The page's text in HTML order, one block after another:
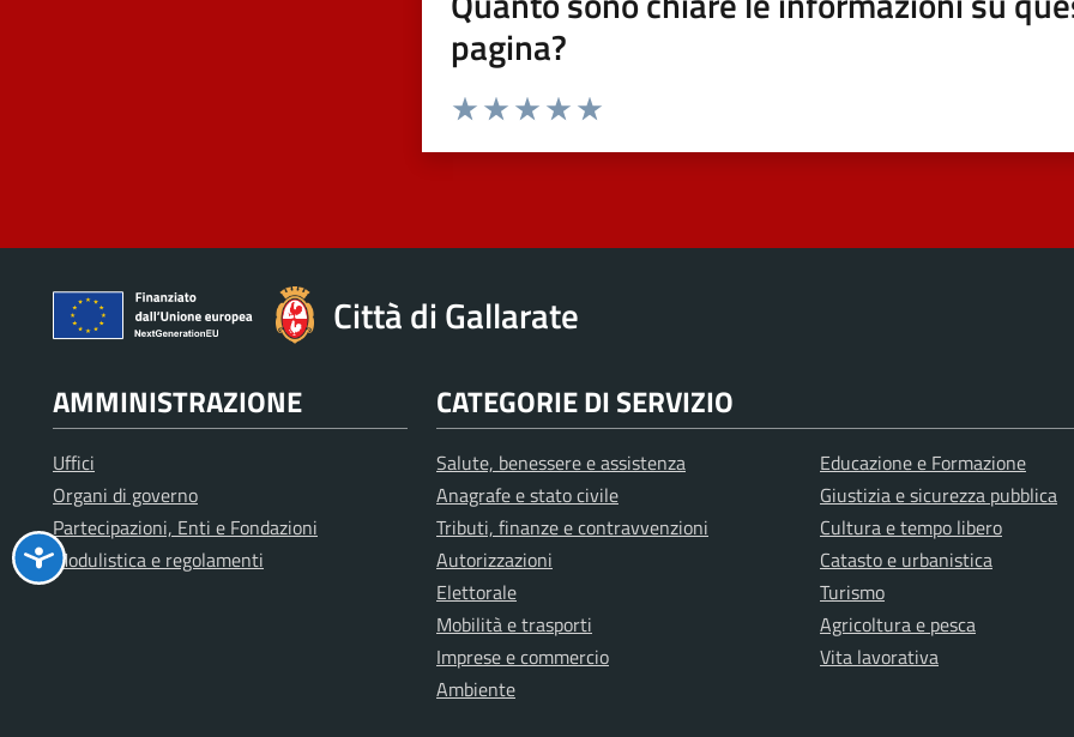
pagina?
Città di Gallarate
AMMINISTRAZIONE
Uffici
Organi di governo
Partecipazioni, Enti e Fondazioni
Modulistica e regolamenti
CATEGORIE DI SERVIZIO
Salute, benessere e assistenza
Anagrafe e stato civile
Tributi, finanze e contravvenzioni
Autorizzazioni
Elettorale
Mobilità e trasporti
Imprese e commercio
Ambiente
Educazione e Formazione
Giustizia e sicurezza pubblica
Cultura e tempo libero
Catasto e urbanistica
Turismo
Agricoltura e pesca
Vita lavorativa